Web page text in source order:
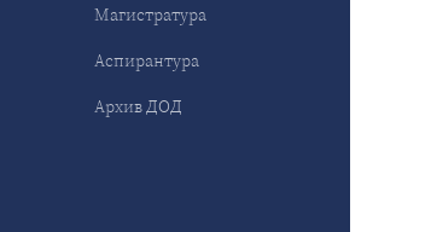
Магистратура
Аспирантура
Архив ДОД